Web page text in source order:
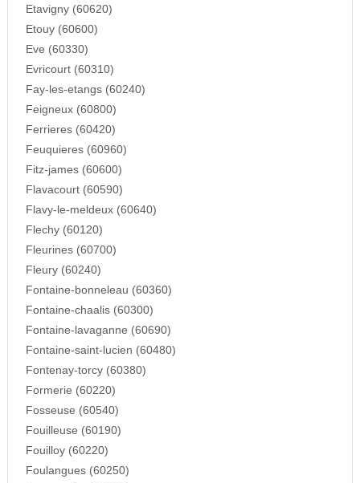
Etavigny (60620)
Etouy (60600)
Eve (60330)
Evricourt (60310)
Fay-les-etangs (60240)
Feigneux (60800)
Ferrieres (60420)
Feuquieres (60960)
Fitz-james (60600)
Flavacourt (60590)
Flavy-le-meldeux (60640)
Flechy (60120)
Fleurines (60700)
Fleury (60240)
Fontaine-bonneleau (60360)
Fontaine-chaalis (60300)
Fontaine-lavaganne (60690)
Fontaine-saint-lucien (60480)
Fontenay-torcy (60380)
Formerie (60220)
Fosseuse (60540)
Fouilleuse (60190)
Fouilloy (60220)
Foulangues (60250)